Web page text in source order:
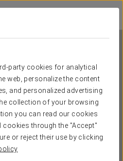
party cookies for analytical
web, personalize the content
and personalized advertising
collection of your browsing
you can read our cookies
cookies through the "Accept"
or reject their use by clicking
El Patio